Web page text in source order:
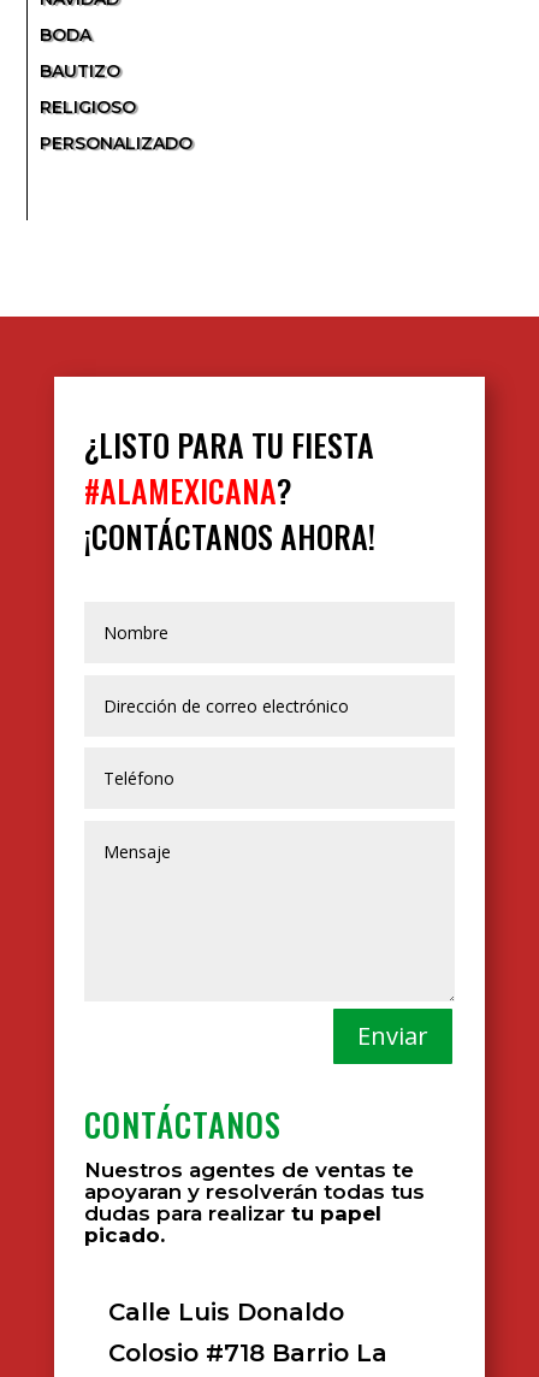
BODA
BAUTIZO
RELIGIOSO
PERSONALIZADO
¿LISTO PARA TU FIESTA
#ALAMEXICANA?
¡CONTÁCTANOS AHORA!
Enviar
CONTÁCTANOS
Nuestros agentes de ventas te
apoyaran y resolverán todas tus
dudas para realizartu papel
picado.
Calle Luis Donaldo
Colosio #718 Barrio La